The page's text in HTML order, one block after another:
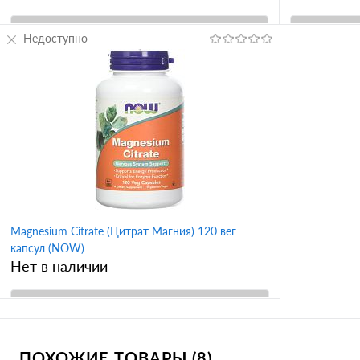
Купить в 1 клик
Сравнение
Magnesium Citrate (Цитрат Магния) 120 вег
капсул (NOW)
Нет в наличии
Купить в 1 клик
Сравнение
Недоступно